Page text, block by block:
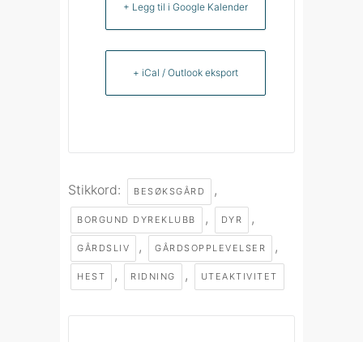
+ Legg til i Google Kalender
+ iCal / Outlook eksport
Stikkord: BESØKSGÅRD ,
BORGUND DYREKLUBB , DYR ,
GÅRDSLIV , GÅRDSOPPLEVELSER ,
HEST , RIDNING , UTEAKTIVITET